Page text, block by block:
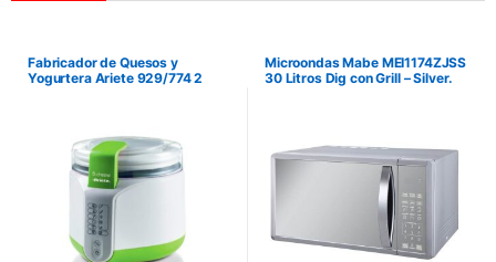
Fabricador de Quesos y
Yogurtera Ariete 929/774 2
Microondas Mabe MEI1174ZJSS
30 Litros Dig con Grill – Silver.